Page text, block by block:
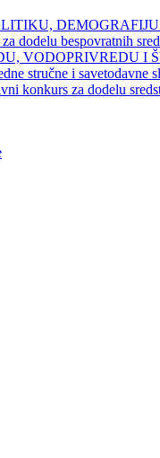
DEMOGRAFIJU
bespovratnih
I
stručne i savetodavne
za dodelu